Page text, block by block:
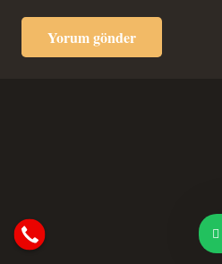
Yorum gönder